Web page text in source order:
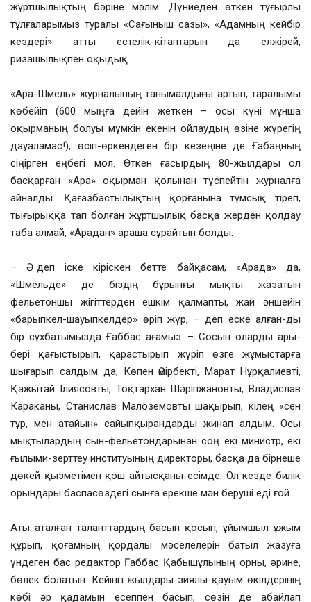
жұртшылықтың бәріне мәлім. Дүниеден өткен тұғырлы
тұлғаларымыз туралы «Сағыныш сазы», «Адамның кейбір
кездері» атты естелік-кітаптарын да елжірей,
ризашылықпен оқыдық.
«Ара-Шмель» журналының танымалдығы артып, таралымы
көбейіп (600 мыңға дейін жеткен – осы күні мұнша
оқырманың болуы мүмкін екенін ойлаудың өзіне жүрегің
дауаламас!), өсіп-өркендеген бір кезеңіне де Ғабаңның
сіңірген еңбегі мол. Өткен ғасырдың 80-жылдары ол
басқарған «Ара» оқырман қолынан түспейтін журналға
айналды. Қағазбастылықтың қорғанына тұмсық тіреп,
тығырыққа тап болған жұртшылық басқа жерден қолдау
таба алмай, «Арадан» араша сұрайтын болды.
– Ә деп іске кіріскен бетте байқасам, «Арада» да,
«Шмельде» де біздің бұрынғы мықты жазатын
фельетоншы жігіттерден ешкім қалмапты, жай әншейін
«барыпкел-шауыпкелдер» өріп жүр, – деп еске алған-ды
бір сұхбатымызда Ғаббас ағамыз. – Сосын оларды ары-
бері қағыстырып, қарастырып жүріп өзге жұмыстарға
шығарып салдым да, Көпен Әмірбекті, Марат Нұрқалиевті,
Қажытай Ілиясовты, Тоқтархан Шәріпжановты, Владислав
Караканы, Станислав Малоземовты шақырып, кілең «сен
тұр, мен атайын» сайыпқырандарды жинап алдым. Осы
мықтылардың сын-фельетондарынан соң екі министр, екі
ғылыми-зерттеу институының директоры, басқа да бірнеше
дөкей қызметімен қош айтысқаны есімде. Ол кезде билік
орындары баспасөздегі сынға ерекше мән беруші еді ғой…
Аты аталған таланттардың басын қосып, ұйымшыл ұжым
құрып, қоғамның қордалы мәселелерін батыл жазуға
үндеген бас редактор Ғаббас Қабышұлының орны, әрине,
бөлек болатын. Кейінгі жылдары зиялы қауым өкілдерінің
көбі әр қадамын есеппен басып, сөзін де абайлап